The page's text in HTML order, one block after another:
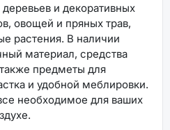
и декоративных
овощей и пряных трав,
растения. В наличии
материал, средства
предметы для
и удобной меблировки.
необходимое для ваших